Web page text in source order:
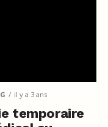
il y a 3 ans
temporaire